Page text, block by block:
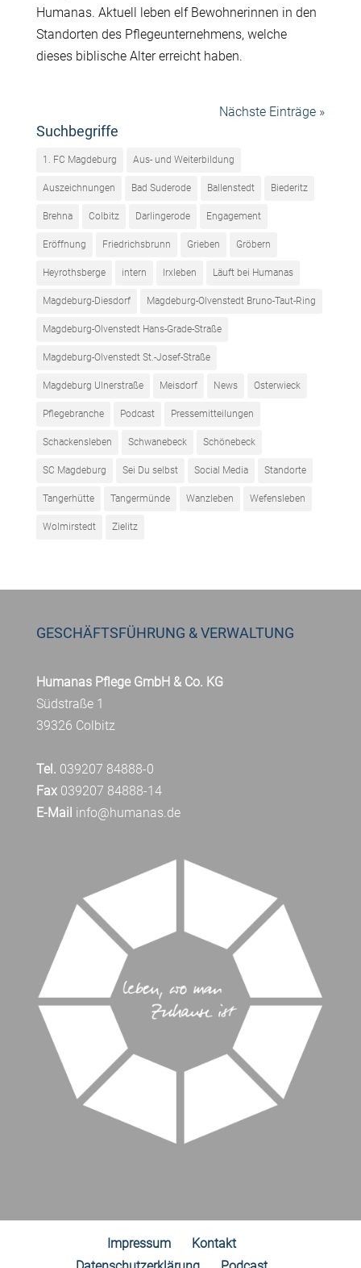
Humanas. Aktuell leben elf Bewohnerinnen in den
Standorten des Pflegeunternehmens, welche
dieses biblische Alter erreicht haben.
Nächste Einträge »
Suchbegriffe
1. FC Magdeburg Aus- und Weiterbildung
Auszeichnungen Bad Suderode Ballenstedt Biederitz
Brehna Colbitz Darlingerode Engagement
Eröffnung Friedrichsbrunn Grieben Gröbern
Heyrothsberge intern Irxleben Läuft bei Humanas
Magdeburg-Diesdorf Magdeburg-Olvenstedt Bruno-Taut-Ring
Magdeburg-Olvenstedt Hans-Grade-Straße
Magdeburg-Olvenstedt St.-Josef-Straße
Magdeburg Ulnerstraße Meisdorf News Osterwieck
Pflegebranche Podcast Pressemitteilungen
Schackensleben Schwanebeck Schönebeck
SC Magdeburg Sei Du selbst Social Media Standorte
Tangerhütte Tangermünde Wanzleben Wefensleben
Wolmirstedt Zielitz
GESCHÄFTSFÜHRUNG & VERWALTUNG
Humanas Pflege GmbH & Co. KG
Südstraße 1
39326 Colbitz
Tel. 039207 84888-0
Fax039207 84888-14
E-Mail info@humanas.de
Impressum
Kontakt